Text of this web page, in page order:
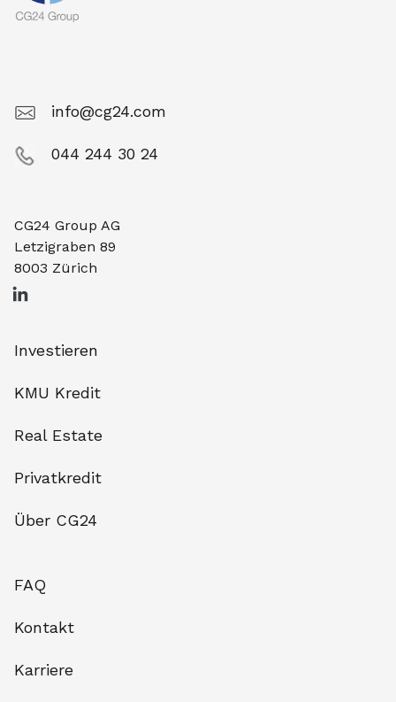
info@cg24.com
044 244 30 24
CG24 Group AG
Letzigraben 89
8003 Zürich
Investieren
KMU Kredit
Real Estate
Privatkredit
Über CG24
FAQ
Kontakt
Karriere